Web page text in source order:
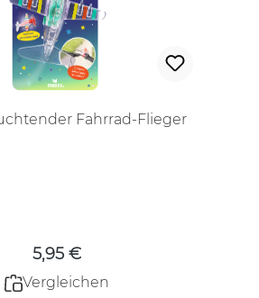
Fahrrad-Flieger
5,95 €
Vergleichen